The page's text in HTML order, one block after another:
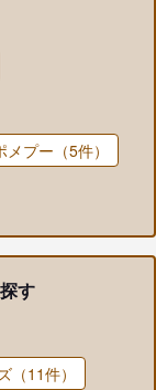
メプー（5件）
す
（11件）